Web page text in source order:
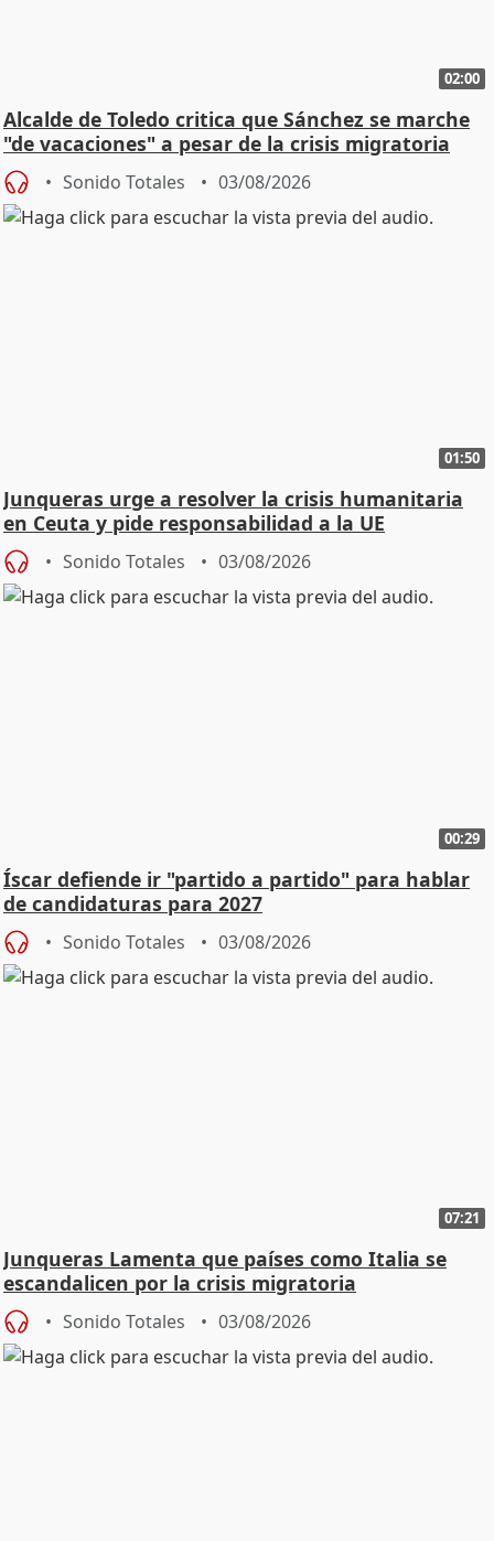
02:00
Alcalde de Toledo critica que Sánchez se marche
"de vacaciones" a pesar de la crisis migratoria
Sonido Totales 03/08/2026
01:50
Junqueras urge a resolver la crisis humanitaria
en Ceuta y pide responsabilidad a la UE
Sonido Totales 03/08/2026
00:29
Íscar defiende ir "partido a partido" para hablar
de candidaturas para 2027
Sonido Totales 03/08/2026
07:21
Junqueras Lamenta que países como Italia se
escandalicen por la crisis migratoria
Sonido Totales 03/08/2026